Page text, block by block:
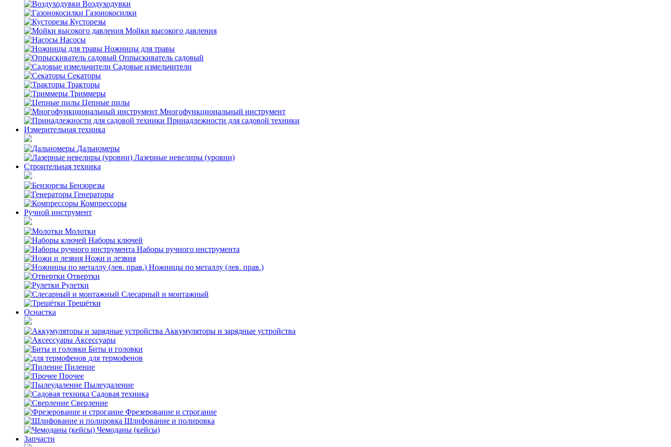
Воздуходувки
Газонокосилки
Кусторезы
Мойки высокого давления
Насосы
Ножницы для травы
Опрыскиватель садовый
Садовые измельчители
Секаторы
Тракторы
Триммеры
Цепные пилы
Многофункциональный инструмент
Принадлежности для садовой техники
Измерительная техника
Дальномеры
Лазерные невелиры (уровни)
Строительная техника
Бензорезы
Генераторы
Компрессоры
Ручной инструмент
Молотки
Наборы ключей
Наборы ручного инструмента
Ножи и лезвия
Ножницы по металлу (лев. прав.)
Отвертки
Рулетки
Слесарный и монтажный
Трещётки
Оснастка
Аккумуляторы и зарядные устройства
Аксессуары
Биты и головки
для термофенов
Пиление
Прочее
Пылеудаление
Садовая техника
Сверление
Фрезерование и строгание
Шлифование и полировка
Чемоданы (кейсы)
Запчасти